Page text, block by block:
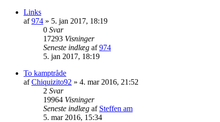
Links
af974 » 5. jan 2017, 18:19
0 Svar
17293 Visninger
Seneste indlæg af974
5. jan 2017, 18:19
To kamptråde
afChiquizito92 » 4. mar 2016, 21:52
2 Svar
19964 Visninger
Seneste indlæg af Steffen am
5. mar 2016, 15:34